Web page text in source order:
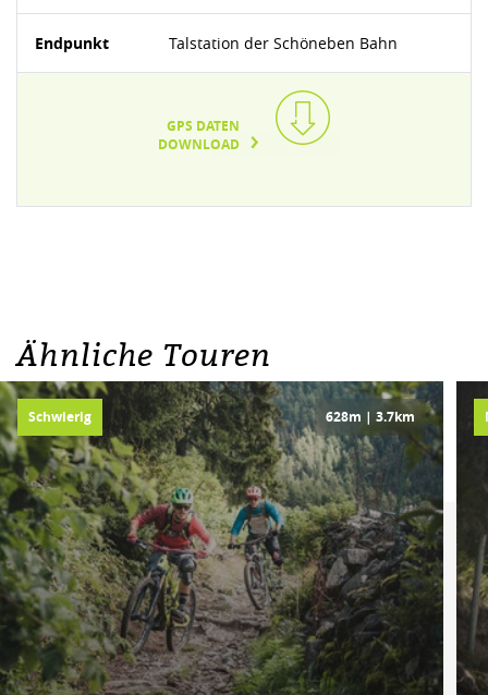
Endpunkt Talstation der Schöneben Bahn
GPS DATEN
DOWNLOAD
Ähnliche Touren
Schwierig 628m | 3.7km